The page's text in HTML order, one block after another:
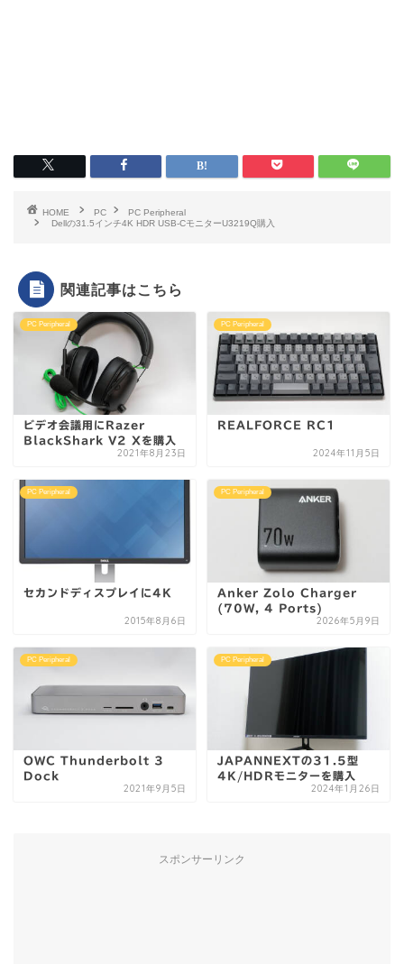
HOME PC
PC Peripheral
Dellの31.5インチ4K HDR USB-CモニターU3219Q購入
関連記事はこちら
PC Peripheral
ビデオ会議用にRazer
BlackShark V2 Xを購入
2021年8月23日
PC Peripheral
REALFORCE RC1
2024年11月5日
PC Peripheral
セカンドディスプレイに4K
2015年8月6日
PC Peripheral
Anker Zolo Charger
(70W, 4 Ports)
2026年5月9日
PC Peripheral
OWC Thunderbolt 3
Dock
2021年9月5日
PC Peripheral
JAPANNEXTの31.5型
4K/HDRモニターを購入
2024年1月26日
スポンサーリンク